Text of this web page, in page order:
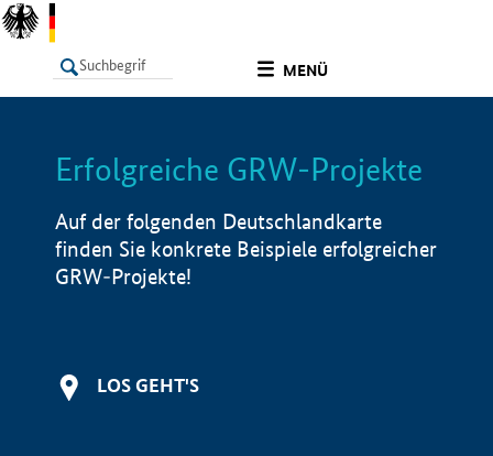
MENÜ
LISTE Info
Erfolgreiche GRW-Projekte
Auf der folgenden Deutschlandkarte
finden Sie konkrete Beispiele erfolgreicher
GRW-Projekte!
LOS GEHT'S